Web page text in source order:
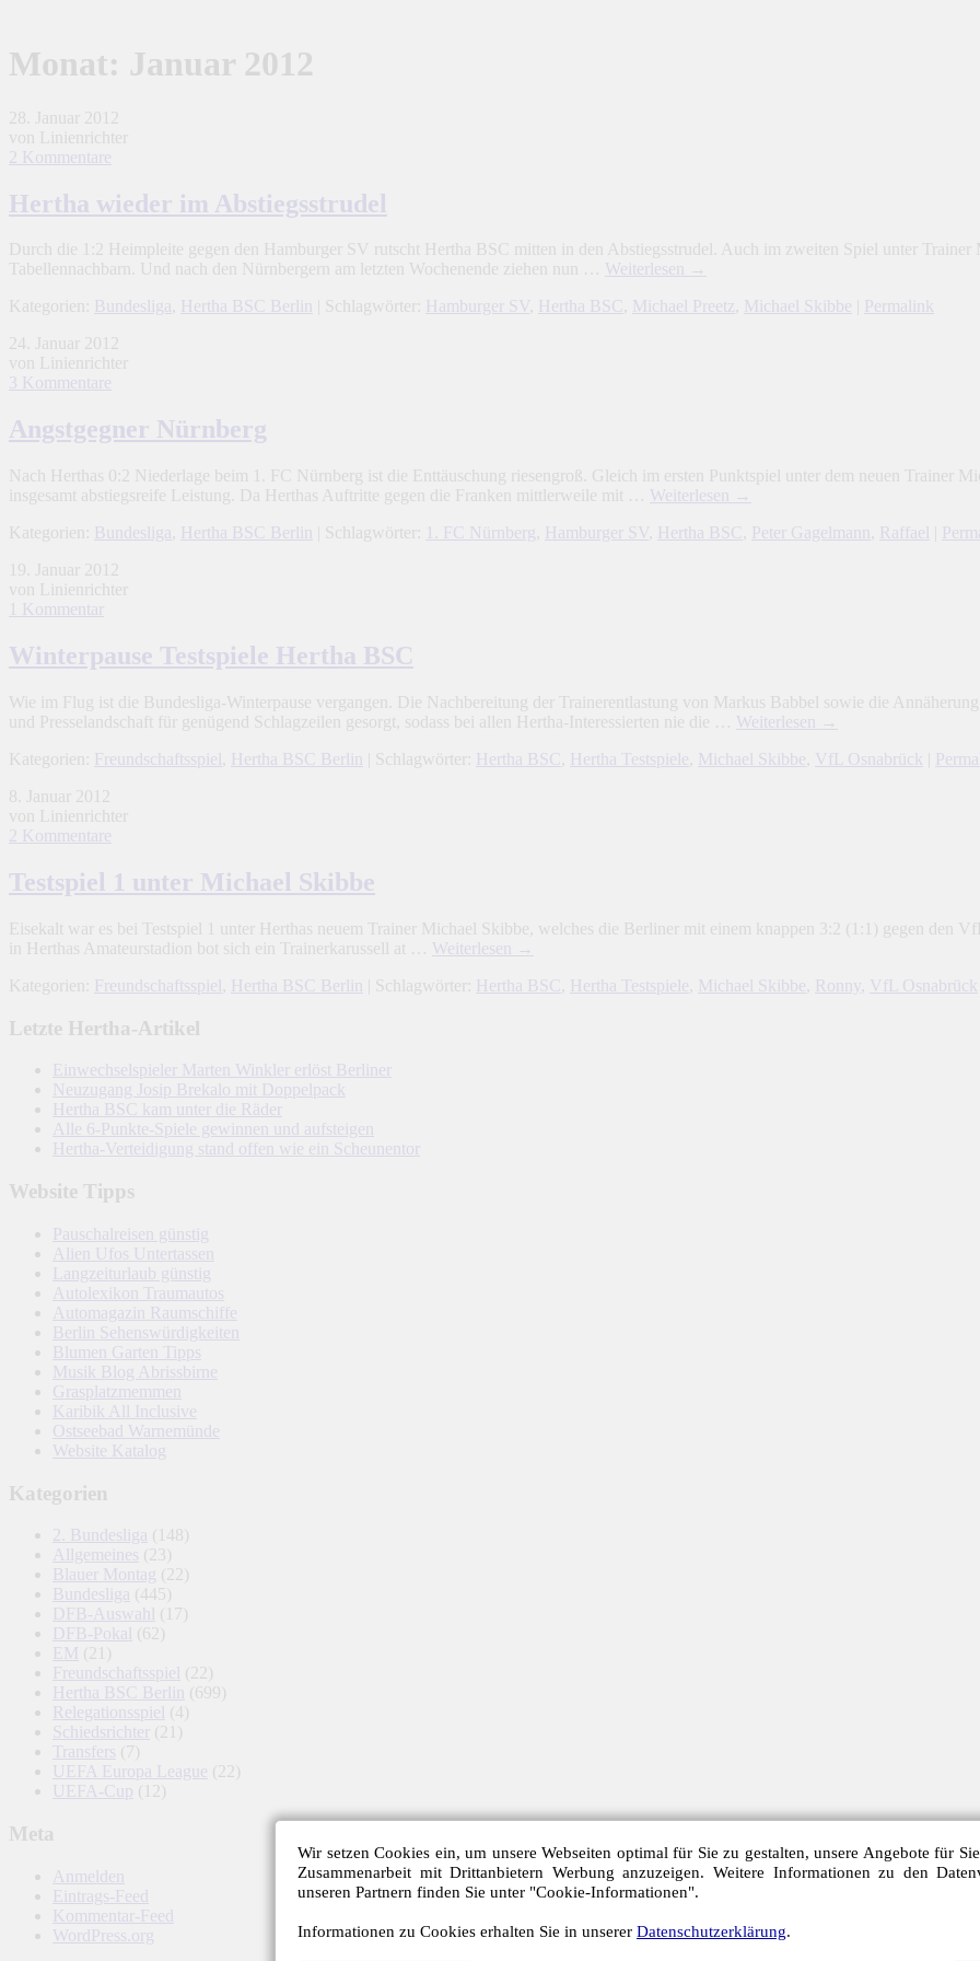
Monat: Januar 2012
28. Januar 2012
von Linienrichter
2 Kommentare
Hertha wieder im Abstiegsstrudel
Durch die 1:2 Heimpleite gegen den Hamburger SV rutscht Hertha BSC mitten in den Abstiegsstrudel. Auch im zweiten Spiel unter
Tabellennachbarn. Und nach den Nürnbergern am letzten Wochenende ziehen nun … Weiterlesen →
Kategorien:
Bundesliga, Hertha BSC Berlin | Schlagwörter: Hamburger SV , Hertha BSC , Michael Preetz, Michael Skibbe
Permalink
24. Januar 2012
von Linienrichter
3 Kommentare
Angstgegner Nürnberg
Nach Herthas 0:2 Niederlage beim 1. FC Nürnberg ist die Enttäuschung riesengroß. Gleich im ersten Punktspiel unter dem neuen Trainer
insgesamt abstiegsreife Leistung. Da Herthas Auftritte gegen die Franken mittlerweile mit … Weiterlesen
→
Kategorien:
Bundesliga Hertha BSC Berlin | Schlagwörter: 1. FC Nürnberg Hamburger SV Hertha BSC Peter Gagelmann Raffael
19. Januar 2012
von Linienrichter
1 Kommentar
Winterpause Testspiele Hertha BSC
Wie im Flug ist die Bundesliga-Winterpause vergangen. Die Nachbereitung der Trainerentlastung von Markus Babbel sowie die
und Presselandschaft für genügend Schlagzeilen gesorgt, sodass bei allen Hertha-Interessierten nie die … Weiterlesen
→
Kategorien:
Freundschaftsspiel Hertha BSC Berlin | Schlagwörter: Hertha BSC Hertha Testspiele Michael Skibbe VfL Osnabrück
8. Januar 2012
von Linienrichter
2 Kommentare
Testspiel 1 unter Michael Skibbe
Eisekalt war es bei Testspiel 1 unter Herthas neuem Trainer Michael Skibbe, welches die Berliner mit einem knappen 3:2 (1:1) gegen den
in Herthas Amateurstadion bot sich ein Trainerkarussell at … Weiterlesen
→
Kategorien:
Freundschaftsspiel Hertha BSC Berlin | Schlagwörter: Hertha BSC Hertha Testspiele Michael Skibbe Ronny VfL Osnabrück
Letzte Hertha-Artikel
Einwechselspieler Marten Winkler erlöst Berliner
Neuzugang Josip Brekalo mit Doppelpack
Hertha BSC kam unter die Räder
Alle 6-Punkte-Spiele gewinnen und aufsteigen
Hertha-Verteidigung stand offen wie ein Scheunentor
Website Tipps
Pauschalreisen günstig
Alien Ufos Untertassen
Langzeiturlaub günstig
Autolexikon Traumautos
Automagazin Raumschiffe
Berlin Sehenswürdigkeiten
Blumen Garten Tipps
Musik Blog Abrissbirne
Grasplatzmemmen
Karibik All Inclusive
Ostseebad Warnemünde
Website Katalog
Kategorien
2. Bundesliga (148)
Allgemeines (23)
Blauer Montag (22)
Bundesliga (445)
DFB-Auswahl
(17)
DFB-Pokal (62)
EM (21)
Freundschaftsspiel (22)
Hertha BSC Berlin
(699)
Relegationsspiel (4)
Schiedsrichter
(21)
Transfers (7)
UEFA Europa League (22)
UEFA-Cup (12)
Meta
Anmelden
Eintrags-Feed
Kommentar-Feed
WordPress.org
Wir setzen Cookies ein, um unsere Webseiten optimal für Sie zu gestalten, unsere Angebote für
Zusammenarbeit mit Drittanbietern Werbung anzuzeigen. Weitere Informationen zu den
unseren Partnern finden Sie unter "Cookie-Informationen".
Informationen zu Cookies erhalten Sie in unserer Datenschutzerklärung.